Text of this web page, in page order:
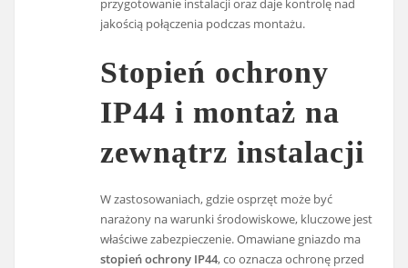
przygotowanie instalacji oraz daje kontrolę nad
jakością połączenia podczas montażu.
Stopień ochrony
IP44 i montaż na
zewnątrz instalacji
W zastosowaniach, gdzie osprzęt może być
narażony na warunki środowiskowe, kluczowe jest
właściwe zabezpieczenie. Omawiane gniazdo ma
stopień ochrony IP44, co oznacza ochronę przed